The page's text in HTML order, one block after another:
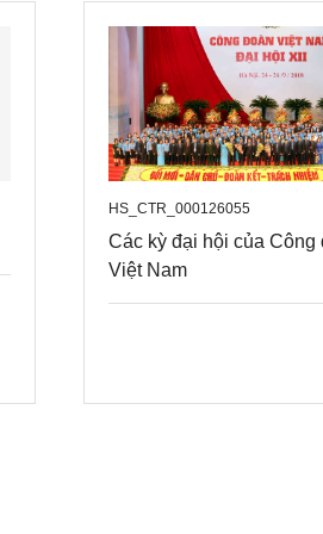
- 25/12/1992: Đồng chí từ trần.
- (Tư liệu được biên soạn trước
HS_CTR_000126055
Các kỳ đại hội của Công
Việt Nam